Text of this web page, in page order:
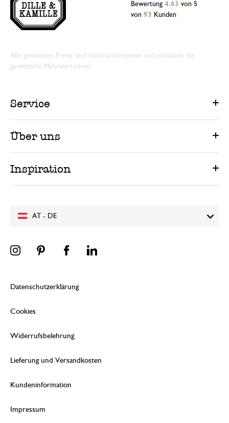
AT - DE
Bewertung 4.63 von 5
von 93 Kunden
Alle genannten Preise sind Verbraucherpreise und enthalten die
gesetzliche Mehrwertsteuer.
Service
Über uns
Inspiration
Datenschutzerklärung
Cookies
Widerrufsbelehrung
Lieferung und Versandkosten
Kundeninformation
Impressum